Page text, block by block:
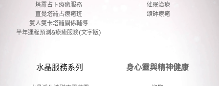
塔羅占卜療癒服務
直覺塔羅占療癒班
雙人雙卡塔羅關係輔導
半年運程預測&療癒服務(文字版)
催眠治療
頌缽療癒
水晶服務系列 身心靈與精神健康